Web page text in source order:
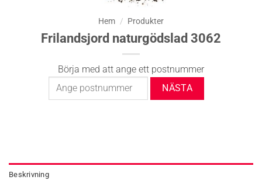
Hem / Produkter
Frilandsjord naturgödslad 3062
Börja med att ange ett postnummer
Beskrivning